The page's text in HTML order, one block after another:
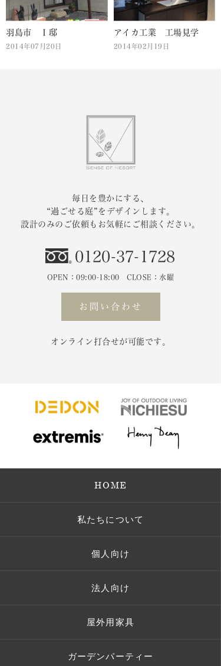
羽島市 Ｉ邸
2014年07月20日
アイカ工業 工場見学
2014年02月19日
毎日を豊かにする、
“過ごせる庭”をデザインします。
設計のみのご依頼もお気軽にご相談ください。
0120-37-1728
OPEN：09:00-18:00 CLOSE：水曜
お問い合わせ
オンライン打合せが可能です。
HOME
私たちについて
個人向け
法人向け
屋外用家具
ガーデンパーティー